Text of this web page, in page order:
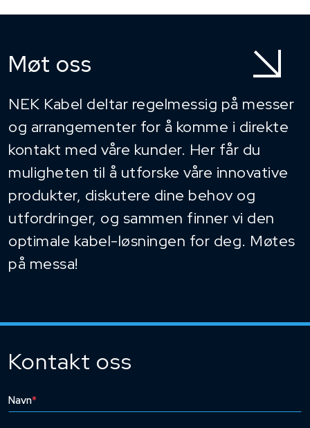
Møt oss
NEK Kabel deltar regelmessig på messer
og arrangementer for å komme i direkte
kontakt med våre kunder. Her får du
muligheten til å utforske våre innovative
produkter, diskutere dine behov og
utfordringer, og sammen finner vi den
optimale kabel-løsningen for deg. Møtes
på messa!
Kontakt oss
Navn*